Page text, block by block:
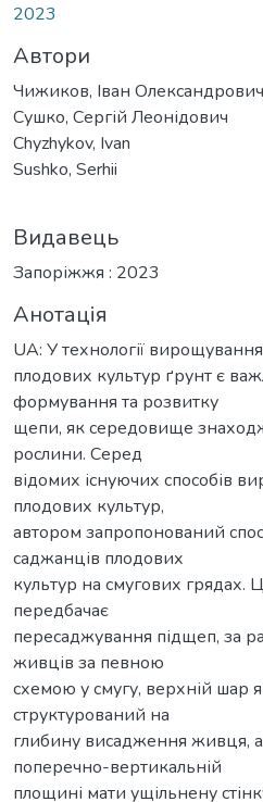
2023
Автори
Чижиков, Іван Олександрович
Сушко, Сергій Леонідович
Chyzhykov, Ivan
Sushko, Serhii
Видавець
Запоріжжя : 2023
Анотація
UA: У технології
плодових культур ґрунт є
формування та розвитку
щепи, як середовище
рослини. Серед
відомих існуючих способів
плодових культур,
автором запропонований
саджанців плодових
культур на смугових грядах.
передбачає
пересаджування підщеп, за
живців за певною
схемою у смугу, верхній шар
структурований на
глибину висадження живця,
поперечно-вертикальній
площині мати ущільнену